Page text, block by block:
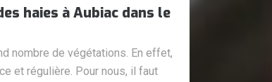
haies à Aubiac dans le
nombre de végétations. En effet,
et régulière. Pour nous, il faut